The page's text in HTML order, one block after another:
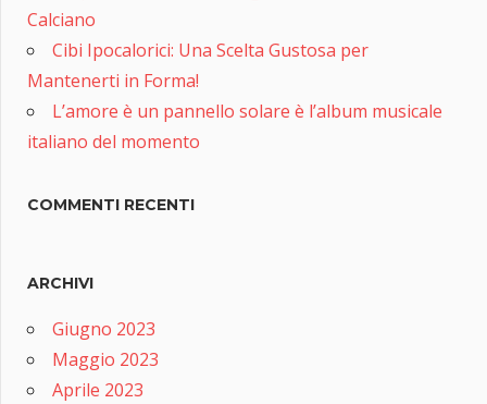
Calciano
Cibi Ipocalorici: Una Scelta Gustosa per
Mantenerti in Forma!
L’amore è un pannello solare è l’album musicale
italiano del momento
COMMENTI RECENTI
ARCHIVI
Giugno 2023
Maggio 2023
Aprile 2023